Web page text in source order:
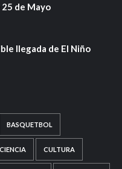
de Mayo
llegada de El Niño
BASQUETBOL
CIENCIA CULTURA